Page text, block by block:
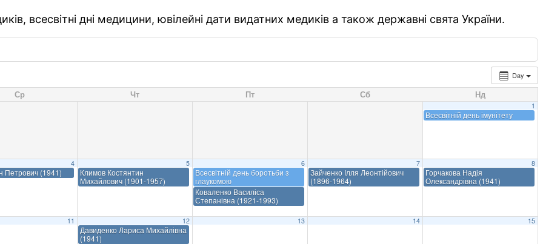
всесвітні дні медицини, ювілейні дати видатних медиків а також державні свята України.
Day
Ср Чт Пт Сб Нд
1
Всесвітній день імунітету
4
Петрович (1941)
5
Климов Костянтин
Михайлович (1901-1957)
6
Всесвітній день боротьби з
глаукомою
Коваленко Василіса
Степанівна (1921-1993)
7
Зайченко Ілля Леонтійович
(1896-1964)
8
Горчакова Надія
Олександрівна (1941)
11 12
Давиденко Лариса Михайлівна
(1941)
13 14 15